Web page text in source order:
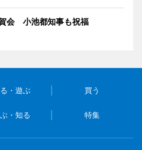
会 小池都知事も祝福
・遊ぶ 買う
・知る 特集